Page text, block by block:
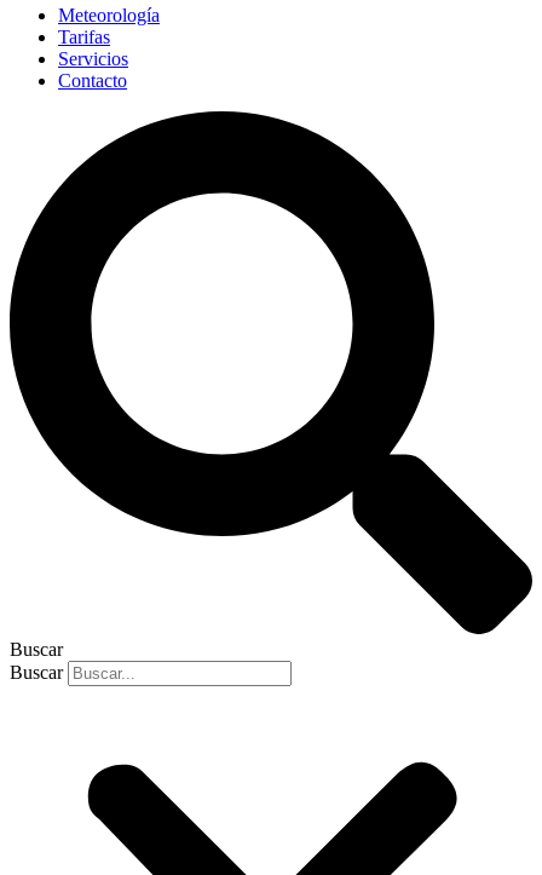
Meteorología
Tarifas
Servicios
Contacto
Buscar
Buscar